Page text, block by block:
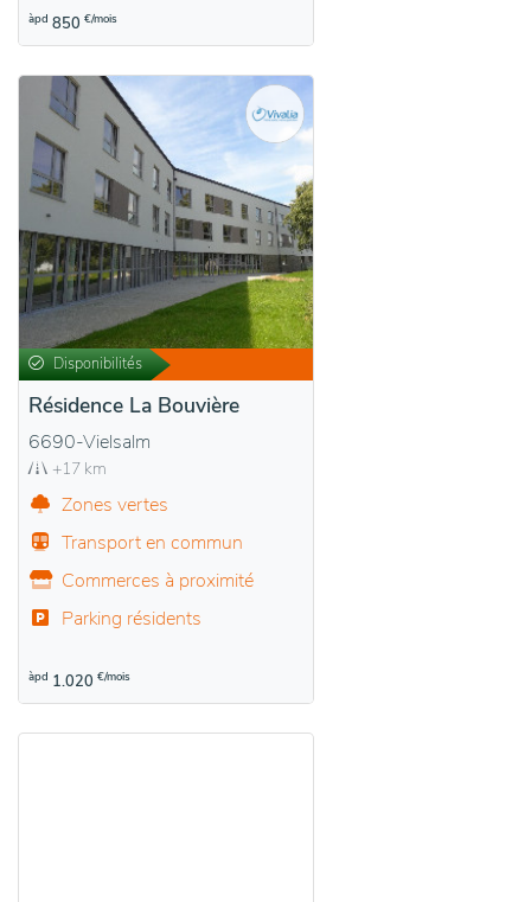
àpd 850 €/mois
Disponibilités
Résidence La Bouvière
6690-Vielsalm
+17 km
Zones vertes
Transport en commun
Commerces à proximité
Parking résidents
àpd 1.020 €/mois